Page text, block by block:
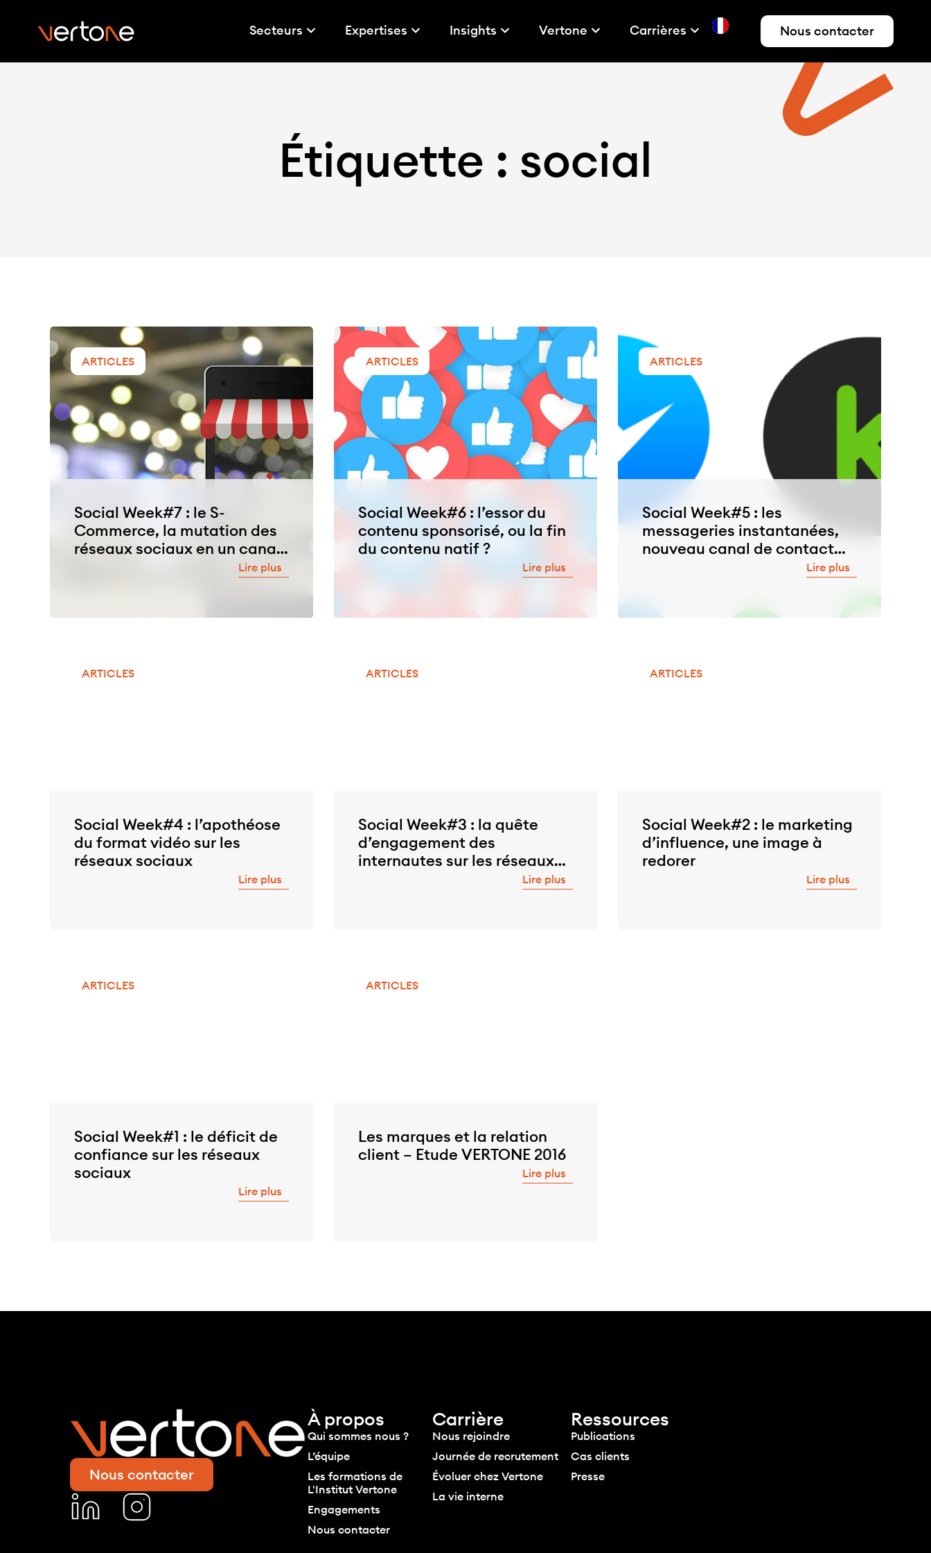
Secteurs Expertises Insights Vertone Carrières Nous contacter
Étiquette : social
ARTICLES
Social Week#7 : le S-
Commerce, la mutation des
réseaux sociaux en un canal
Lire plus
ARTICLES
Social Week#6 : l’essor du
contenu sponsorisé, ou la fin
du contenu natif ?
Lire plus
ARTICLES
Social Week#5 : les
messageries instantanées,
nouveau canal de contact
entre les marques et lesLire plus
ARTICLES
Social Week#4 : l’apothéose
du format vidéo sur les
réseaux sociaux
Lire plus
ARTICLES
Social Week#3 : la quête
d’engagement des
internautes sur les réseaux
Lire plus
ARTICLES
Social Week#2 : le marketing
d’influence, une image à
redorer
Lire plus
ARTICLES
Social Week#1 : le déficit de
confiance sur les réseaux
sociaux
Lire plus
ARTICLES
Les marques et la relation
client – Etude VERTONE 2016
Lire plus
Nous contacter
À propos
Qui sommes nous ?
L’équipe
Les formations de
L'Institut Vertone
Engagements
Nous contacter
Carrière
Nous rejoindre
Journée de recrutement
Évoluer chez Vertone
La vie interne
Ressources
Publications
Cas clients
Presse